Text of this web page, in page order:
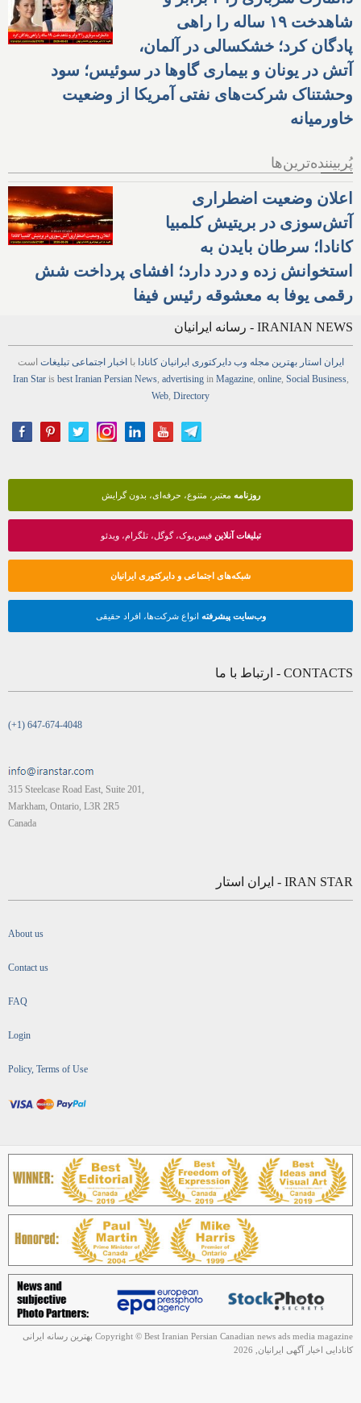
شاهدخت ۱۹ ساله را راهی
پادگان کرد؛ خشکسالی در آلمان،
آتش در یونان و بیماری گاوها در سوئیس؛ سود
وحشتناک شرکت‌های نفتی آمریکا از وضعیت
خاورمیانه
پُربیننده‌ترین‌ها
اعلان وضعیت اضطراری
آتش‌سوزی در بریتیش کلمبیا
کانادا؛ سرطان بایدن به
استخوانش زده و درد دارد؛ افشای پرداخت شش
رقمی یوفا به معشوقه رئیس فیفا
IRANIAN NEWS - رسانه ایرانیان
ایران استار بهترین مجله وب دایرکتوری ایرانیان کانادا با اخبار اجتماعی تبلیغات است
Iran Staris best Iranian Persian News, advertisingin Magazine, online, Social Business,
Web, Directory
روزنامه معتبر، متنوع، حرفه‌ای، بدون گرایش
تبلیغات آنلاینفیس‌بوک، گوگل، تلگرام، ویدئو
شبکه‌های اجتماعی و دایرکتوری ایرانیان
وب‌سایت پیشرفته انواع شرکت‌ها، افراد حقیقی
CONTACTS - ارتباط با ما
(+1) 647-674-4048
315 Steelcase Road East, Suite 201,
Markham, Ontario, L3R 2R5
Canada
IRAN STAR - ایران استار
About us
Contact us
FAQ
Login
Policy, Terms of Use
Copyright © Best Iranian Persian Canadian news ads media magazine بهترین رسانه ایرانی
کانادایی اخبار آگهی ایرانیان, 2026